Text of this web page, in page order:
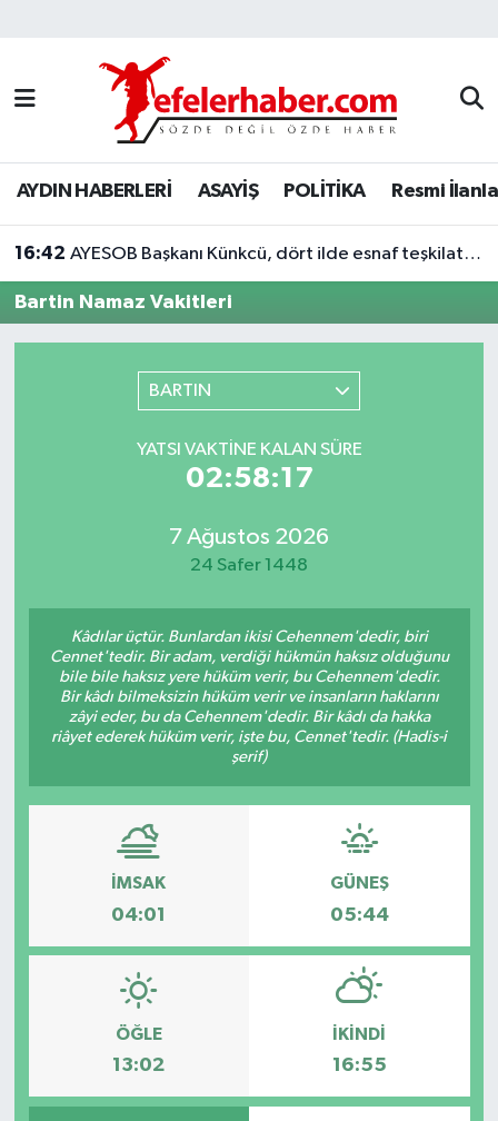
AYDIN HABERLERİ ASAYİŞ POLİTİKA Resmi
16:42 AYESOB Başkanı Künkcü, dört ilde esnaf teşkilatlarıyla buluştu
Bartin Namaz Vakitleri
BARTIN
YATSI VAKTINE KALAN SÜRE
02:58:17
7 Ağustos 2026
24 Safer 1448
Kâdılar üçtür. Bunlardan ikisi Cehennem'dedir, biri
Cennet'tedir. Bir adam, verdiği hükmün haksız olduğunu
bile bile haksız yere hüküm verir, bu Cehennem'dedir.
Bir kâdı bilmeksizin hüküm verir ve insanların haklarını
zâyi eder, bu da Cehennem'dedir. Bir kâdı da hakka
riâyet ederek hüküm verir, işte bu, Cennet'tedir. (Hadis-i
şerif)
İMSAK
04:01
GÜNEŞ
05:44
ÖĞLE
13:02
İKINDI
16:55
Nöbetçi Eczaneler
Hava Durumu
Aydin Namaz Vakitleri
Trafik Durumu
Süper Lig Puan Durumu ve Fikstür
Tüm Manşetler